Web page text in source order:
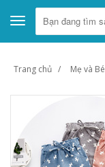
Toggle
navigation
Trang chủ Mẹ và Bé